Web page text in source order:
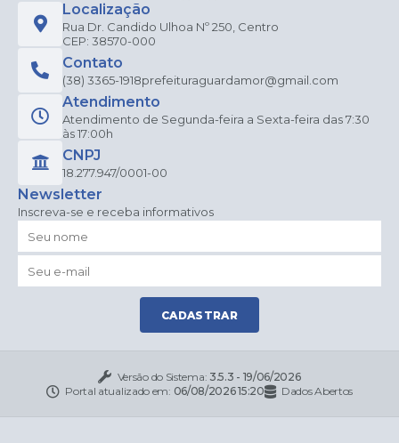
Localização
Rua Dr. Candido Ulhoa Nº 250, Centro
CEP: 38570-000
Contato
(38) 3365-1918prefeituraguardamor@gmail.com
Atendimento
Atendimento de Segunda-feira a Sexta-feira das 7:30
às 17:00h
CNPJ
18.277.947/0001-00
Newsletter
Inscreva-se e receba informativos
CADASTRAR
Versão do Sistema: 3.5.3 - 19/06/2026
Portal atualizado em: 06/08/2026 15:20 Dados Abertos